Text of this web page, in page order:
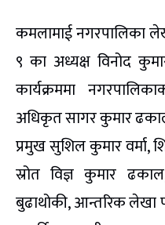
कमलामाई नगरपालिका
९ का अध्यक्ष विनोद
कार्यक्रममा
अधिकृत सागर कुमार
प्रमुख सुशिल कुमार वर्मा,
स्रोत विज्ञ कुमार
बुढाथोकी, आन्तरिक लेखा